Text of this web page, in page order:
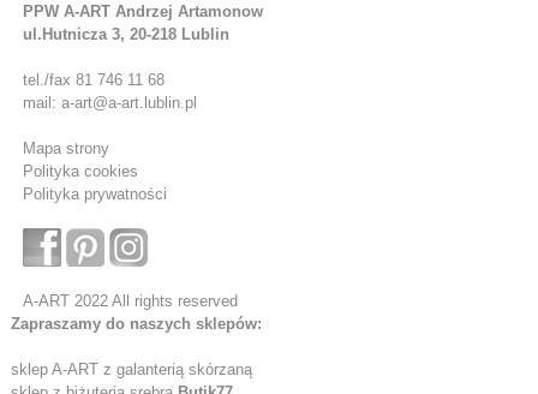
PPW A-ART Andrzej Artamonow
ul.Hutnicza 3, 20-218 Lublin
tel./fax 81 746 11 68
mail: a-art@a-art.lublin.pl
Mapa strony
Polityka cookies
Polityka prywatności
A-ART 2022 All rights reserved
Zapraszamy do naszych sklepów:
sklep A-ART z galanterią skórzaną